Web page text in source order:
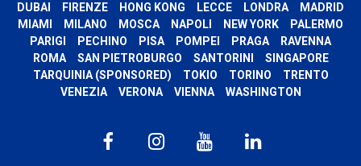
DUBAI
FIRENZE HONG KONG LECCE LONDRA
MADRID
MIAMI
MILANO MOSCA NAPOLI NEW YORK
PALERMO
PARIGI
PECHINO PISA POMPEI PRAGA
RAVENNA
ROMA
SAN PIETROBURGO SANTORINI
SINGAPORE
TARQUINIA (SPONSORED)
TOKIO TORINO
TRENTO
VENEZIA
VERONA VIENNA WASHINGTON